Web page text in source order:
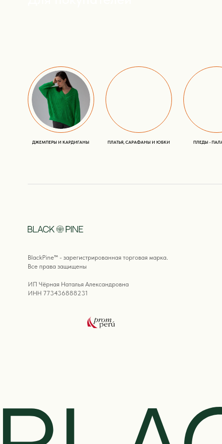
BlackPine™ - зарегистрированная торговая марка.
Все права защищены
ИП Чёрная Наталья Александровна
ИНН 773436888231